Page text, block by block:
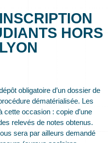
HORS
obligatoire d’un dossier de
dématérialisée. Les
occasion : copie d’une
relevés de notes obtenus.
sera par ailleurs demandé